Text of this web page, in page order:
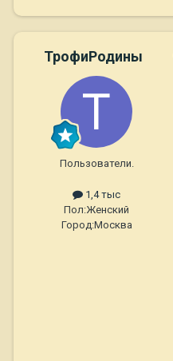
ТрофиРодины
Пользователи.
1,4 тыс
Пол:Женский
Город:Москва